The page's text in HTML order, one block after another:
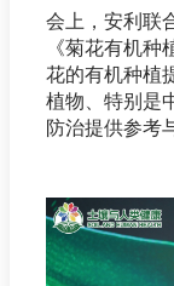
会上，安利联
《菊花有机
花的有机种植
植物、特别是
防治提供参考